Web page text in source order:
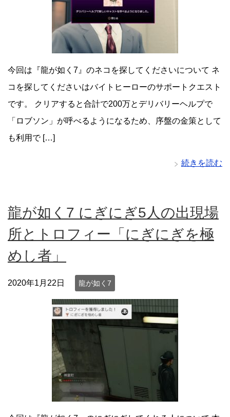
今回は『龍が如く7』のネコを探してくださいについて ネ
コを探してくださいはバイトヒーローのサポートクエスト
です。 クリアすると合計で200万とデリバリーヘルプで
「ロブソン」が呼べるようになるため、序盤の金策として
も利用で […]
続きを読む
龍が如く7 にぎにぎ5人の出現場
所とトロフィー「にぎにぎを極
めし者」
2020年1月22日 龍が如く7